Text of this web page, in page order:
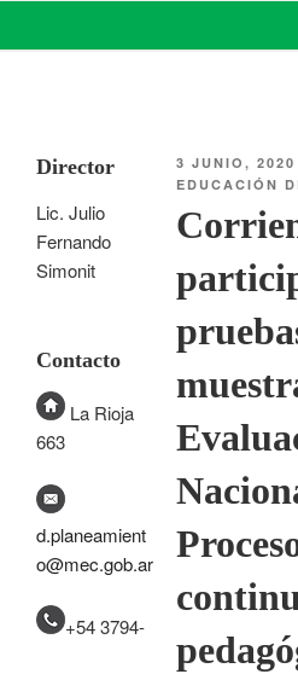
MINISTERIO
DE
3 JUNIO, 2020
EDUCACIÓN
Director
Lic. Julio
Fernando
Simonit
Contacto
La Rioja
663
d.planeamient
o@mec.gob.ar
+54 3794-